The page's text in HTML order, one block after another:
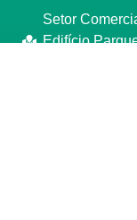
Setor
Edifício